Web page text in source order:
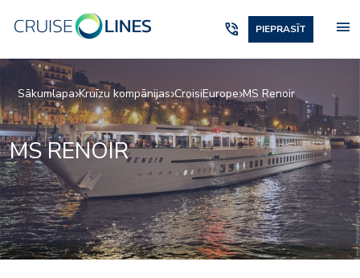
phone_in_talk PIEPRASĪT menu
Sākumlapa Kruīzu kompānijas CroisiEurope MS Renoir
MS RENOIR